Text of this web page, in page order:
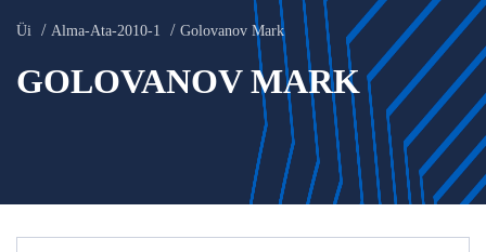
Üi Alma-Аta-2010-1 Golovanov Mark
GOLOVANOV MARK